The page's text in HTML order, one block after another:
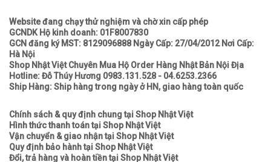
Website đang chạy thử nghiệm và chờ xin cấp phép
GCNDK Hộ kinh doanh: 01F8007830
GCN đăng ký MST: 8129096888 Ngày Cấp: 27/04/2012 Nơi Cấp:
Hà Nội
Shop Nhật Việt Chuyên Mua Hộ Order Hàng Nhật Bản Nội Địa
Hotline: Đỗ Thúy Hương 0983.131.528 - 04.6253.2366
Ship Hàng: Ship hàng trong ngày ở HN, giao hàng toàn quốc
Chính sách & quy định chung tại Shop Nhật Việt
Hình thức thanh toán tại Shop Nhật Việt
Vận chuyển & giao nhận tại Shop Nhật Việt
Quy định bảo hành tại Shop Nhật Việt
Đổi, trả hàng và hoàn tiền tại Shop Nhật Việt